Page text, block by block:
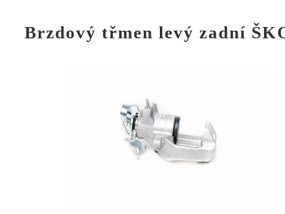
Brzdový třmen levý zadní